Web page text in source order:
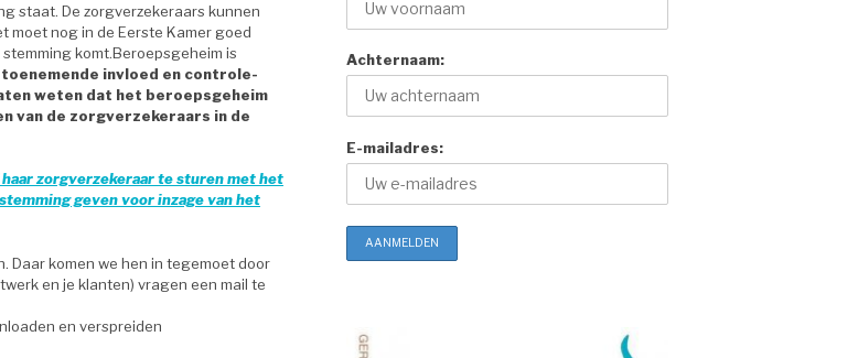
staat. De zorgverzekeraars kunnen
moet nog in de Eerste Kamer goed
komt.Beroepsgeheim is
invloed en controle-
weten dat het beroepsgeheim
van de zorgverzekeraars in de
zorgverzekeraar te sturen met het
geven voor inzage van het
Daar komen we hen in tegemoet door
en je klanten) vragen een mail te
en verspreiden
Achternaam:
E-mailadres: